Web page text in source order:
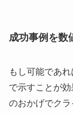
成功事例を数
もし可能であ
で示すことが
のおかげでク